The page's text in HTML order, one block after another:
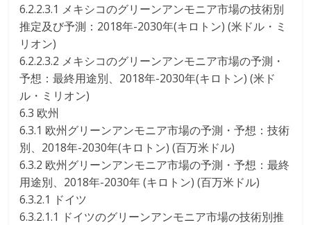
6.2.2.3.1 メキシコのグリーンアンモニア市場の技術別
推定及び予測：2018年-2030年(キロトン) (米ドル・ミ
リオン)
6.2.2.3.2 メキシコのグリーンアンモニア市場の予測・
予想：最終用途別、2018年-2030年(キロトン) (米ド
ル・ミリオン)
6.3 欧州
6.3.1 欧州グリーンアンモニア市場の予測・予想：技術
別、2018年-2030年(キロトン) (百万米ドル)
6.3.2 欧州グリーンアンモニア市場の予測・予想：最終
用途別、2018年-2030年 (キロトン) (百万米ドル)
6.3.2.1 ドイツ
6.3.2.1.1 ドイツのグリーンアンモニア市場の技術別推